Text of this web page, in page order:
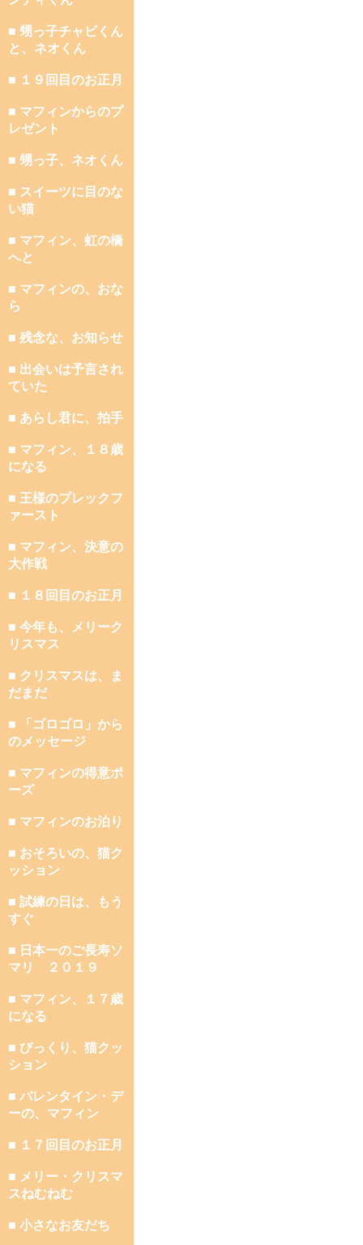
■ 甥っ子チャビくん
と、ネオくん
■ １９回目のお正月
■ マフィンからのプ
レゼント
■ 甥っ子、ネオくん
■ スイーツに目のな
い猫
■ マフィン、虹の橋
へと
■ マフィンの、おな
ら
■ 残念な、お知らせ
■ 出会いは予言され
ていた
■ あらし君に、拍手
■ マフィン、１８歳
になる
■ 王様のブレックフ
ァースト
■ マフィン、決意の
大作戦
■ １８回目のお正月
■ 今年も、メリーク
リスマス
■ クリスマスは、ま
だまだ
■ 「ゴロゴロ」から
のメッセージ
■ マフィンの得意ポ
ーズ
■ マフィンのお泊り
■ おそろいの、猫ク
ッション
■ 試練の日は、もう
すぐ
■ 日本一のご長寿ソ
マリ ２０１９
■ マフィン、１７歳
になる
■ びっくり、猫クッ
ション
■ バレンタイン・デ
ーの、マフィン
■ １７回目のお正月
■ メリー・クリスマ
スねむねむ
■ 小さなお友だち